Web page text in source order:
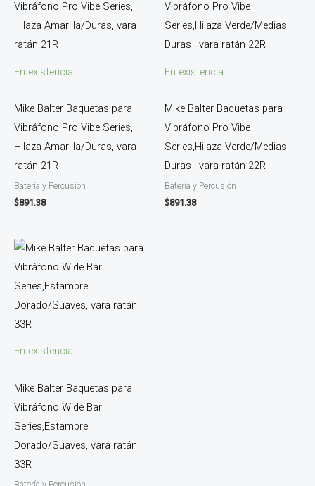
En existencia
Mike Balter Baquetas para
Vibráfono Pro Vibe Series,
Hilaza Amarilla/Duras, vara
ratán 21R
Batería y Percusión
$891.38
En existencia
Mike Balter Baquetas para
Vibráfono Pro Vibe
Series,Hilaza Verde/Medias
Duras , vara ratán 22R
Batería y Percusión
$891.38
En existencia
Mike Balter Baquetas para
Vibráfono Wide Bar
Series,Estambre
Dorado/Suaves, vara ratán
33R